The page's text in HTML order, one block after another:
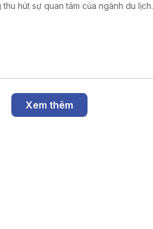
thu hút sự quan tâm của ngành du lịch.
Xem thêm